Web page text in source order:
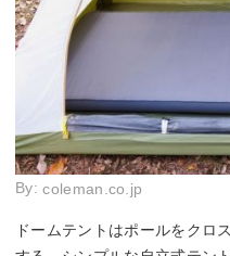
By:coleman.co.jp
ドームテントはポールをクロ